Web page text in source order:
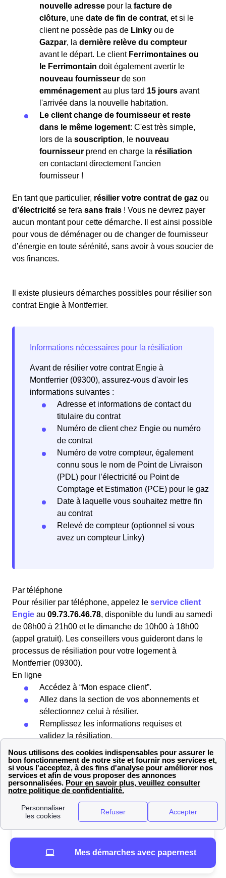
nouvelle adresse pour la facture de
clôture, une date de fin de contrat, et si le
client ne possède pas de Linky ou de
Gazpar, la dernière relève du compteur
avant le départ. Le client Ferrimontaines ou
le Ferrimontain doit également avertir le
nouveau fournisseur de son
emménagement au plus tard 15 jours avant
l'arrivée dans la nouvelle habitation.
Le client change de fournisseur et reste
dans le même logement: C'est très simple,
lors de la souscription, le nouveau
fournisseur prend en charge la résiliation
en contactant directement l'ancien
fournisseur !
En tant que particulier, résilier votre contrat de gaz ou
d’électricité se fera sans frais ! Vous ne devrez payer
aucun montant pour cette démarche. Il est ainsi possible
pour vous de déménager ou de changer de fournisseur
d’énergie en toute sérénité, sans avoir à vous soucier de
vos finances.
Il existe plusieurs démarches possibles pour résilier son
contrat Engie à Montferrier.
Avant de résilier votre contrat Engie à
Montferrier (09300), assurez-vous d'avoir les
informations suivantes :
Adresse et informations de contact du
titulaire du contrat
Numéro de client chez Engie ou numéro
de contrat
Numéro de votre compteur, également
connu sous le nom de Point de Livraison
(PDL) pour l’électricité ou Point de
Comptage et Estimation (PCE) pour le gaz
Date à laquelle vous souhaitez mettre fin
au contrat
Relevé de compteur (optionnel si vous
avez un compteur Linky)
Par téléphone
Pour résilier par téléphone, appelez le service client
Engie au 09.73.76.46.78, disponible du lundi au samedi
de 08h00 à 21h00 et le dimanche de 10h00 à 18h00
(appel gratuit). Les conseillers vous guideront dans le
processus de résiliation pour votre logement à
Montferrier (09300).
En ligne
Accédez à “Mon espace client”.
Allez dans la section de vos abonnements et
sélectionnez celui à résilier.
Remplissez les informations requises et
validez la résiliation.
Par courrier
Vous devezrédiger une lettre de résiliationde votre
contrat Engie à Montferrier (09300).
Une fois votre lettre de résiliation rédigée, adressez
votre courrier recommandé avec accusé de réception à :
40808 22308 LANNION Cedex 📌
Mes démarches avec papernest